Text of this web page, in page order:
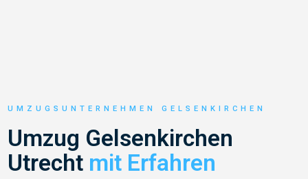
UMZUGSUNTERNEHMEN GELSENKIRCHEN
Umzug Gelsenkirchen
Utrecht mit Erfahren